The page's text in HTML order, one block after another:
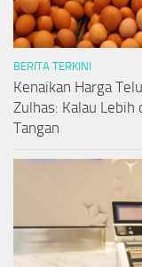
BERITA TERKINI
Kenaikan Harga
Zulhas: Kalau Lebih
Tangan